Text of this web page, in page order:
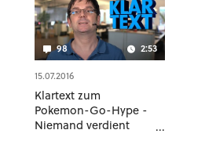
98 2:53
15.07.2016
Klartext zum
Pokemon-Go-Hype -
Niemand verdient